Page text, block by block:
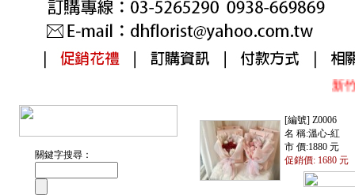
新
關鍵字搜尋：
[編號] Z0006
名 稱:溫心-紅
市 價:1880 元
促銷價: 1680 元